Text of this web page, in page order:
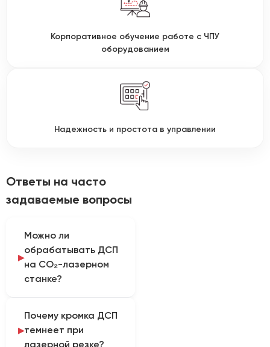
Корпоративное обучение работе с ЧПУ
оборудованием
Надежность и простота в управлении
Ответы на часто
задаваемые вопросы
Можно ли
обрабатывать ДСП
на CO₂-лазерном
станке?
обработки зависит от
состава плиты и
Почему кромка ДСП
темнеет при
лазерной резке?